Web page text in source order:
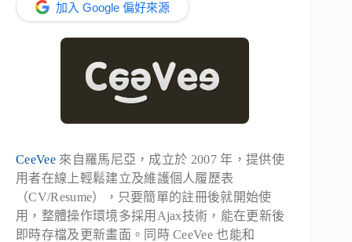
加入 Google 偏好來源
CeeVee來自羅馬尼亞，成立於 2007 年，提供使
用者在線上輕鬆建立及維護個人履歷表
（CV/Resume），只要簡單的註冊後就開始使
用，整體操作環境多採用Ajax技術，能在更新後
即時存檔及更新畫面。同時 CeeVee 也能和